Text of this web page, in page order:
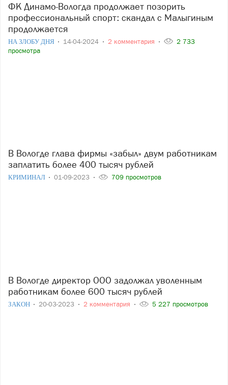
ФК Динамо-Вологда продолжает позорить
профессиональный спорт: скандал с Малыгиным
продолжается
НА ЗЛОБУ ДНЯ 14-04-2024 2 комментария
2 733
просмотра
В Вологде глава фирмы «забыл» двум работникам
заплатить более 400 тысяч рублей
КРИМИНАЛ 01-09-2023 709 просмотров
В Вологде директор ООО задолжал уволенным
работникам более 600 тысяч рублей
ЗАКОН 20-03-2023 2 комментария 5 227 просмотров